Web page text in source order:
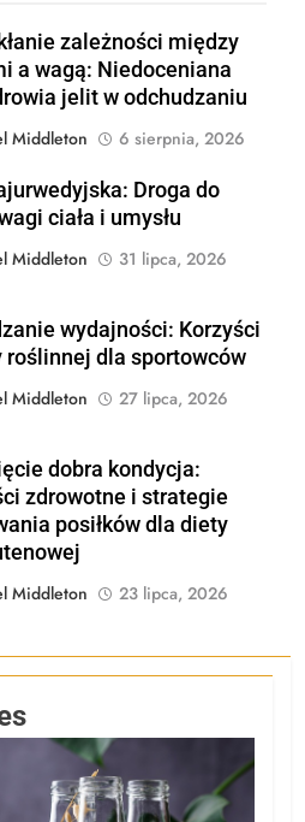
zależności między
a wagą: Niedoceniana
jelit w odchudzaniu
Middleton
6 sierpnia, 2026
Droga do
ciała i umysłu
Middleton
31 lipca, 2026
wydajności: Korzyści
roślinnej dla sportowców
Middleton
27 lipca, 2026
dobra kondycja:
zdrowotne i strategie
posiłków dla diety
Middleton
23 lipca, 2026